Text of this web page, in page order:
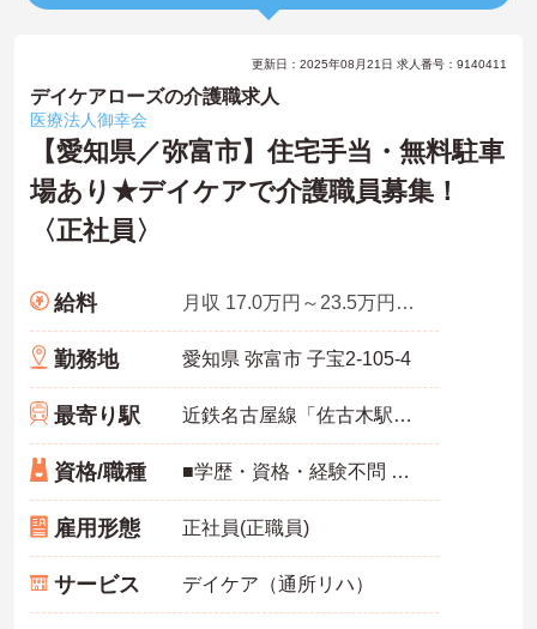
更新日：2025年08月21日 求人番号：9140411
デイケアローズの介護職求人
医療法人御幸会
【愛知県／弥富市】住宅手当・無料駐車
場あり★デイケアで介護職員募集！
〈正社員〉
給料 月収 17.0万円～23.5万円程度 諸手当込
勤務地 愛知県 弥富市 子宝2-105-4
最寄り駅 近鉄名古屋線「佐古木駅」バス・車10分
資格/職種 ■学歴・資格・経験不問 ■普通自動車免許
雇用形態 正社員(正職員)
サービス デイケア（通所リハ）